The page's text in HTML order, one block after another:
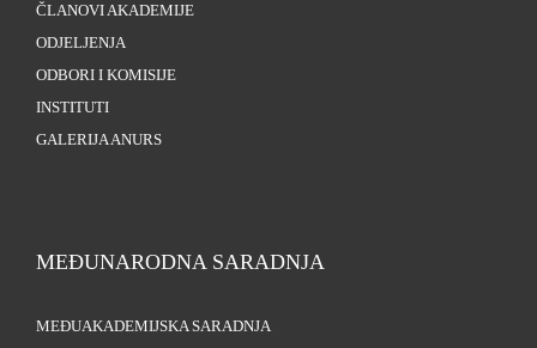
ČLANOVI AKADEMIJE
ODJELJENJA
ODBORI I KOMISIJE
INSTITUTI
GALERIJA ANURS
MEĐUNARODNA SARADNJA
MEĐUAKADEMIJSKA SARADNJA